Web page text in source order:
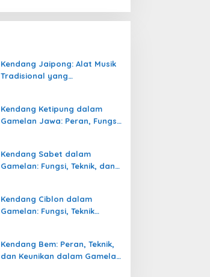
Kendang Jaipong: Alat Musik
Tradisional yang
Kendang Ketipung dalam
Gamelan Jawa: Peran, Fungsi,
Kendang Sabet dalam
Gamelan: Fungsi, Teknik, dan
Kendang Ciblon dalam
Gamelan: Fungsi, Teknik
Kendang Bem: Peran, Teknik,
dan Keunikan dalam Gamelan